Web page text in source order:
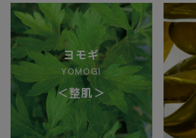
ヨモギ
YOMOGI
＜整肌＞